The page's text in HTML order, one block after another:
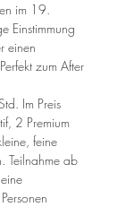
im 19.
Einstimmung
einen
zum After
Im Preis
2 Premium
feine
Teilnahme ab